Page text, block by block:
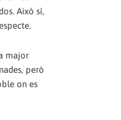
Això sí,
major
però
on es